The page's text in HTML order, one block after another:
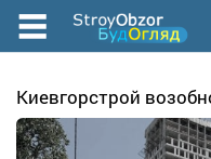
Перейти
содержанию
Киевгорстрой